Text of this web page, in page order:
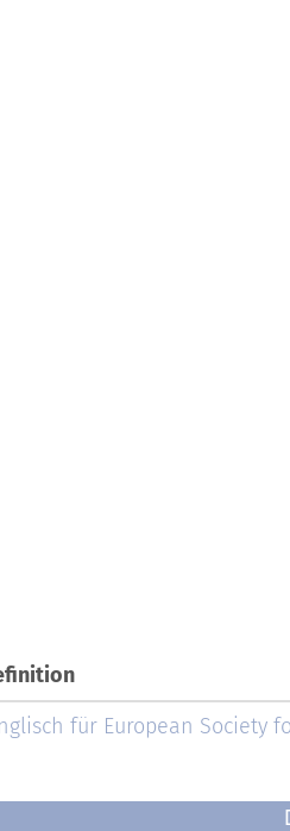
für European Society